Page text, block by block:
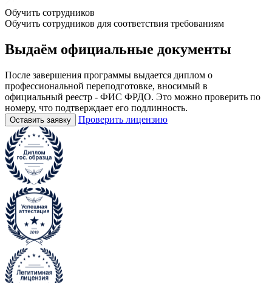
Обучить сотрудников
Обучить сотрудников для соответствия требованиям
Выдаём официальные документы
После завершения программы выдается диплом о
профессиональной переподготовке, вносимый в
официальный реестр - ФИС ФРДО. Это можно проверить по
номеру, что подтверждает его подлинность.
Оставить заявку Проверить лицензию